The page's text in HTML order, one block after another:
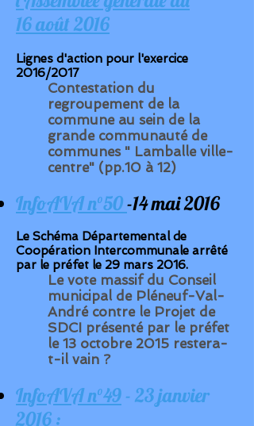
16 août 2016
Lignes d'action pour l'exercice
2016/2017
Contestation du
regroupement de la
commune au sein de la
grande communauté de
communes " Lamballe ville-
centre" (pp.10 à 12)
InfoAVA n°50-14 mai 2016
Le Schéma Départemental de
Coopération Intercommunale arrêté
par le préfet le 29 mars 2016.
Le vote massif du Conseil
municipal de Pléneuf-Val-
André contre le Projet de
SDCI présenté par le préfet
le 13 octobre 2015 restera-
t-il vain ?
InfoAVA n°49 - 23 janvier
2016 :